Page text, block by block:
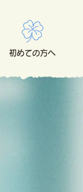
初めての方へ